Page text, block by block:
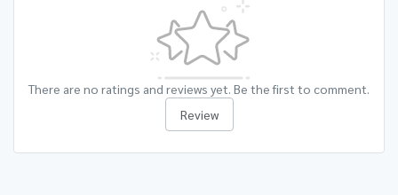
There are no ratings and reviews yet. Be the first to comment.
Review